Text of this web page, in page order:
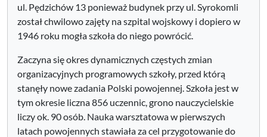
ul. Pędzichów 13 ponieważ budynek przy ul. Syrokomli
został chwilowo zajęty na szpital wojskowy i dopiero w
1946 roku mogła szkoła do niego powrócić.
Zaczyna się okres dynamicznych częstych zmian
organizacyjnych programowych szkoły, przed którą
stanęły nowe zadania Polski powojennej. Szkoła jest w
tym okresie liczna 856 uczennic, grono nauczycielskie
liczy ok. 90 osób. Nauka warsztatowa w pierwszych
latach powojennych stawiała za cel przygotowanie do